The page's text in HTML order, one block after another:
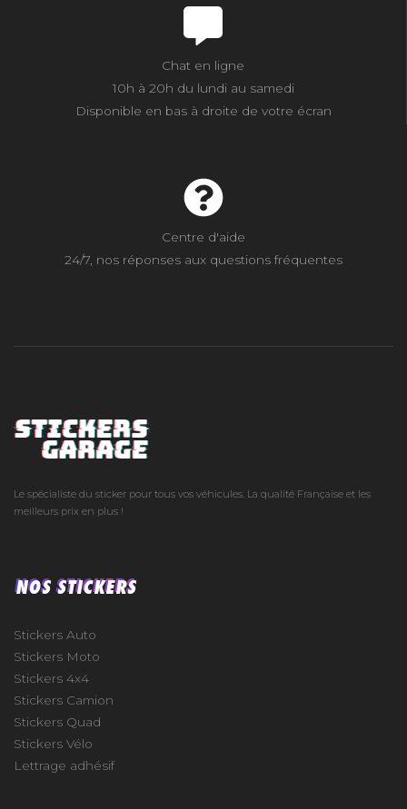
Chat en ligne
10h à 20h du lundi au samedi
Disponible en bas à droite de votre écran
Centre d'aide
24/7, nos réponses aux questions fréquentes
Le spécialiste du sticker pour tous vos véhicules. La qualité Française et les
meilleurs prix en plus !
NOS STICKERS
Stickers Auto
Stickers Moto
Stickers 4x4
Stickers Camion
Stickers Quad
Stickers Vélo
Lettrage adhésif